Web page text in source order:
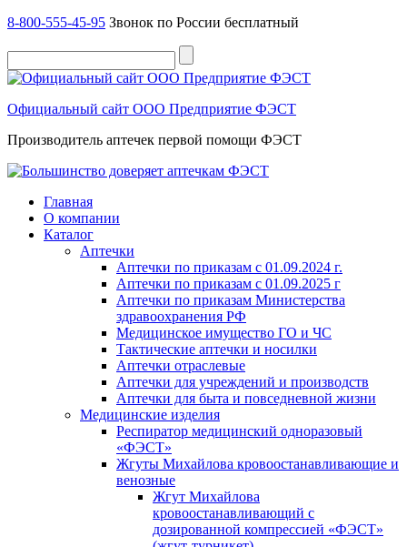
8-800-555-45-95 Звонок по России бесплатный
Официальный сайт ООО Предприятие ФЭСТ
Производитель аптечек первой помощи ФЭСТ
Главная
О компании
Каталог
Аптечки
Аптечки по приказам с 01.09.2024 г.
Аптечки по приказам с 01.09.2025 г
Аптечки по приказам Министерства
здравоохранения РФ
Медицинское имущество ГО и ЧС
Тактические аптечки и носилки
Аптечки отраслевые
Аптечки для учреждений и производств
Аптечки для быта и повседневной жизни
Медицинские изделия
Респиратор медицинский одноразовый
«ФЭСТ»
Жгуты Михайлова кровоостанавливающие и
венозные
Жгут Михайлова
кровоостанавливающий с
дозированной компрессией «ФЭСТ»